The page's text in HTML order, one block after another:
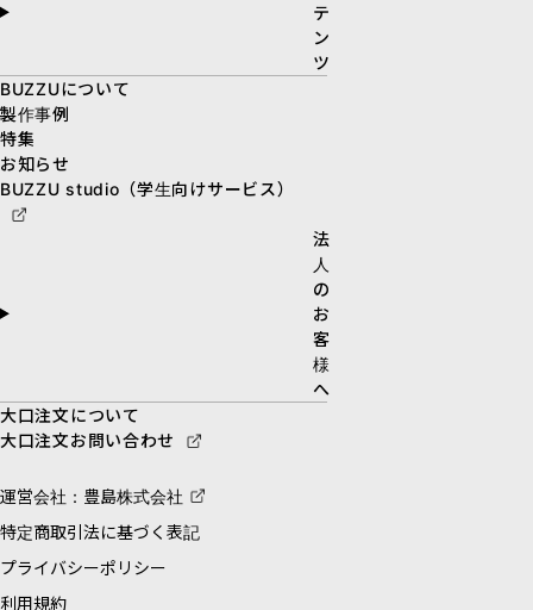
テ
ン
ツ
BUZZUについて
製作事例
特集
お知らせ
BUZZU studio（学生向けサービス）
法
人
の
お
客
様
へ
大口注文について
大口注文お問い合わせ
運営会社：豊島株式会社
特定商取引法に基づく表記
プライバシーポリシー
利用規約